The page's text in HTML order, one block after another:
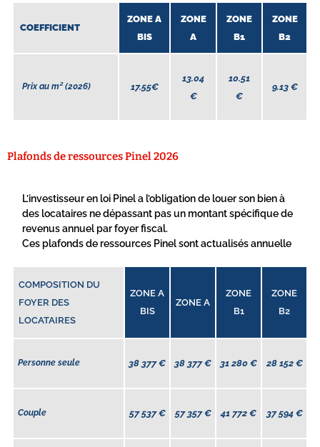
COEFFICIENT
ZONE A
BIS
ZONE
A
ZONE
B1
ZONE
B2
Prix au m² (2026) 17.55€
13.04
€
10.51
€
9.13 €
Plafonds de ressources Pinel 2026
L’investisseur en loi Pinel a l’obligation de louer son bien à
des locataires ne dépassant pas un montant spécifique de
revenus annuel par foyer fiscal.
Ces plafonds de ressources Pinel sont actualisés annuelle
COMPOSITION DU
FOYER DES
LOCATAIRES
ZONE A
BIS
ZONE A
ZONE
B1
ZONE
B2
Personne seule 38 377€ 38 377€ 31 280 € 28 152 €
Couple 57 537€ 57 357€ 41 772 € 37 594 €